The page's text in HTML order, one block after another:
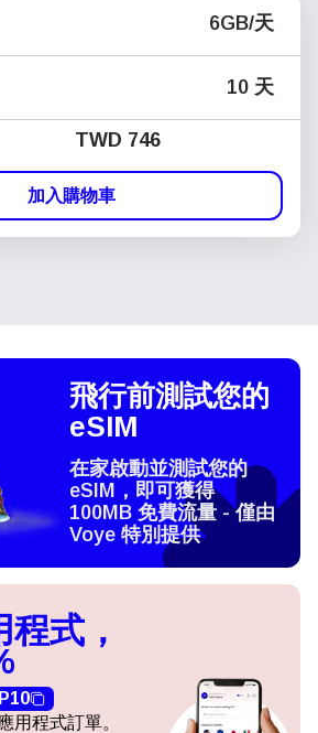
6GB/天
10 天
TWD 746
加入購物車
飛行前測試您的
eSIM
在家啟動並測試您的
eSIM，即可獲得
100MB 免費流量 - 僅由
Voye 特別提供
式，
用程式訂單。